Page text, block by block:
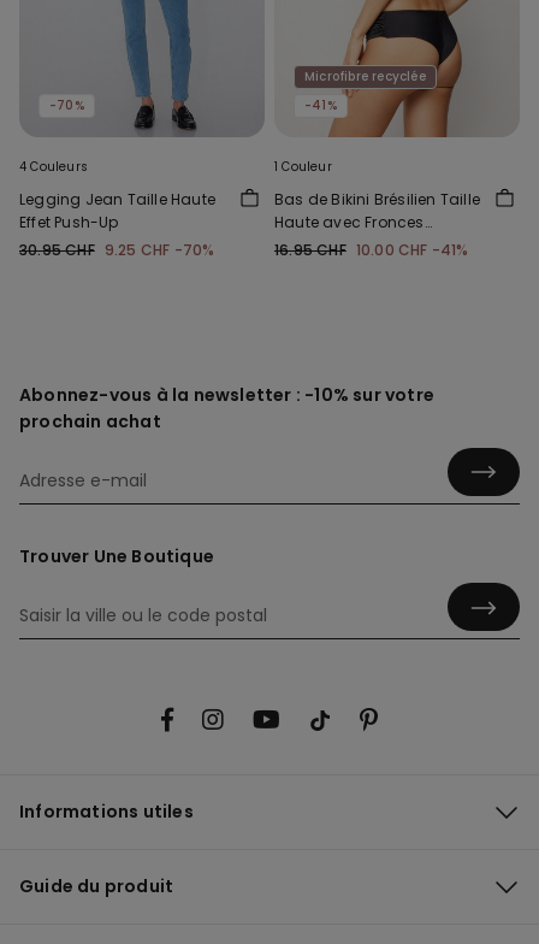
-70%
4 Couleurs
Legging Jean Taille Haute
Effet Push-Up
30.95 CHF 9.25 CHF -70%
Microfibre recyclée
-41%
1 Couleur
Bas de Bikini Brésilien Taille
Haute avec Fronces
Microfibre Recyclée
16.95 CHF 10.00 CHF -41%
Abonnez-vous à la newsletter : -10% sur votre
prochain achat
Trouver Une Boutique
Informations utiles
Guide du produit